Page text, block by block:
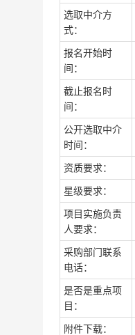
选取中介方
式：
报名开始时
间：
截止报名时
间：
公开选取中介
时间：
资质要求：
星级要求：
项目实施负责
人要求：
采购部门联系
电话：
是否是重点项
目：
附件下载：